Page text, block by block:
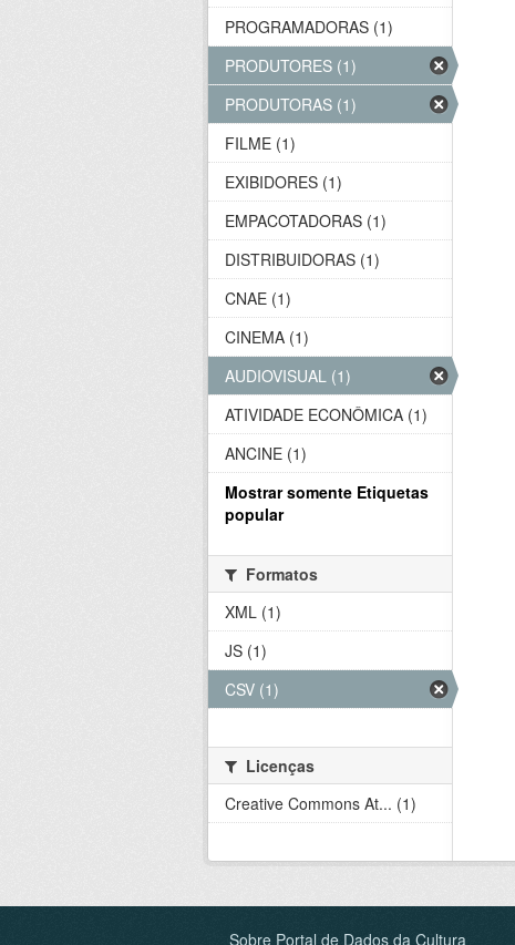
PROGRAMADORAS (1)
PRODUTORES (1)
PRODUTORAS (1)
FILME (1)
EXIBIDORES (1)
EMPACOTADORAS (1)
DISTRIBUIDORAS (1)
CNAE (1)
CINEMA (1)
AUDIOVISUAL (1)
ATIVIDADE ECONÔMICA (1)
ANCINE (1)
Mostrar somente Etiquetas
popular
Formatos
XML (1)
JS (1)
CSV (1)
Licenças
Creative Commons At... (1)
Sobre Portal de Dados da Cultura